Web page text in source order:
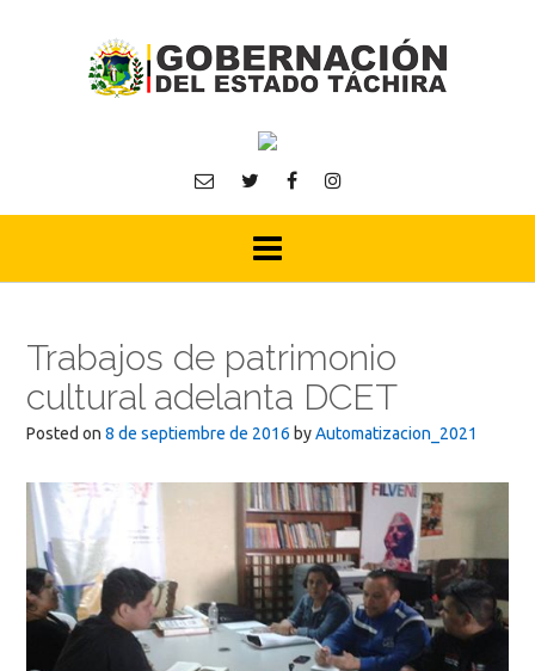
Trabajos de patrimonio
cultural adelanta DCET
Posted on 8 de septiembre de 2016 byAutomatizacion_2021